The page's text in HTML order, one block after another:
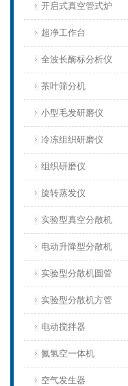
开启式真空管式炉
超净工作台
全波长酶标分析仪
茶叶筛分机
小型毛发研磨仪
冷冻组织研磨仪
组织研磨仪
旋转蒸发仪
实验型真空分散机
电动升降型分散机
实验型分散机圆管
实验型分散机方管
电动搅拌器
氮氢空一体机
空气发生器